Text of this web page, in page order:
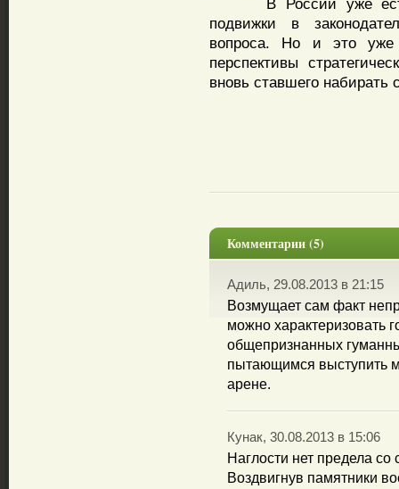
В России уже есть
подвижки в
вопроса. Но и это уже
перспективы
вновь ставшего набирать
Комментарии (5)
Адиль, 29.08.2013 в 21:15
Возмущает сам факт
можно характеризовать
общепризнанных
пытающимся выступить
арене.
Кунак, 30.08.2013 в 15:06
Наглости нет предела
Воздвигнув памятники